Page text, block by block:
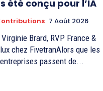
été conçu pour l’IA
7 Août 2026
Brard, RVP France &
chez FivetranAlors que les
entreprises passent de...